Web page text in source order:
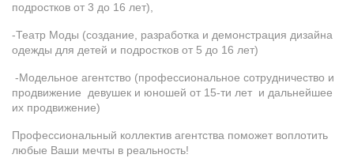
подростков от 3 до 16 лет),
-Театр Моды (создание, разработка и демонстрация дизайна
одежды для детей и подростков от 5 до 16 лет)
-Модельное агентство (профессиональное сотрудничество и
продвижение девушек и юношей от 15-ти лет и дальнейшее
их продвижение)
Профессиональный коллектив агентства поможет воплотить
любые Ваши мечты в реальность!